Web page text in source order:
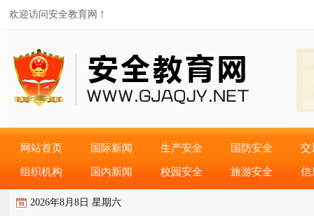
欢迎访问安全教育网！
网站首页 国际新闻 生产安全 国防安全 交
组织机构 国内新闻 校园安全 旅游安全 信
2026年8月8日 星期六